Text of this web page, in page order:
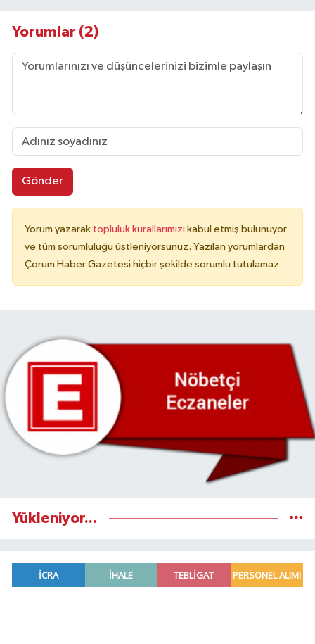
Yorumlar (2)
Gönder
Yorum yazarak topluluk kurallarımızı kabul etmiş bulunuyor
ve tüm sorumluluğu üstleniyorsunuz. Yazılan yorumlardan
Çorum Haber Gazetesi hiçbir şekilde sorumlu tutulamaz.
Yükleniyor...